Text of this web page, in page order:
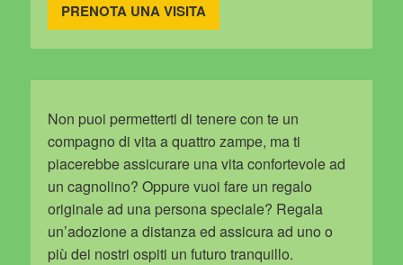
PRENOTA UNA VISITA
Non puoi permetterti di tenere con te un
compagno di vita a quattro zampe, ma ti
piacerebbe assicurare una vita confortevole ad
un cagnolino? Oppure vuoi fare un regalo
originale ad una persona speciale? Regala
un’adozione a distanza ed assicura ad uno o
più dei nostri ospiti un futuro tranquillo.